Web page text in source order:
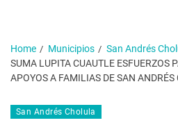
Home Municipios
San Andrés
SUMA LUPITA CUAUTLE ESFUERZOS
APOYOS A FAMILIAS DE SAN
San Andrés Cholula